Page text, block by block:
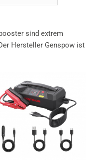
sind extrem
Hersteller Genspow ist